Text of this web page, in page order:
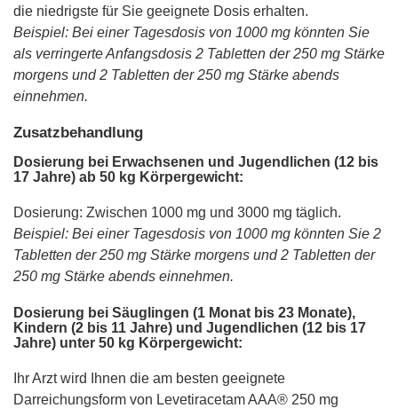
die niedrigste für Sie geeignete Dosis erhalten.
Beispiel: Bei einer Tagesdosis von 1000 mg könnten Sie
als verringerte Anfangsdosis 2 Tabletten der 250 mg Stärke
morgens und 2 Tabletten der 250 mg Stärke abends
einnehmen.
Zusatzbehandlung
Dosierung bei Erwachsenen und Jugendlichen (12 bis
17 Jahre) ab 50 kg Körpergewicht:
Dosierung: Zwischen 1000 mg und 3000 mg täglich.
Beispiel: Bei einer Tagesdosis von 1000 mg könnten Sie 2
Tabletten der 250 mg Stärke morgens und 2 Tabletten der
250 mg Stärke abends einnehmen.
Dosierung bei Säuglingen (1 Monat bis 23 Monate),
Kindern (2 bis 11 Jahre) und Jugendlichen (12 bis 17
Jahre) unter 50 kg Körpergewicht:
Ihr Arzt wird Ihnen die am besten geeignete
Darreichungsform von Levetiracetam AAA® 250 mg